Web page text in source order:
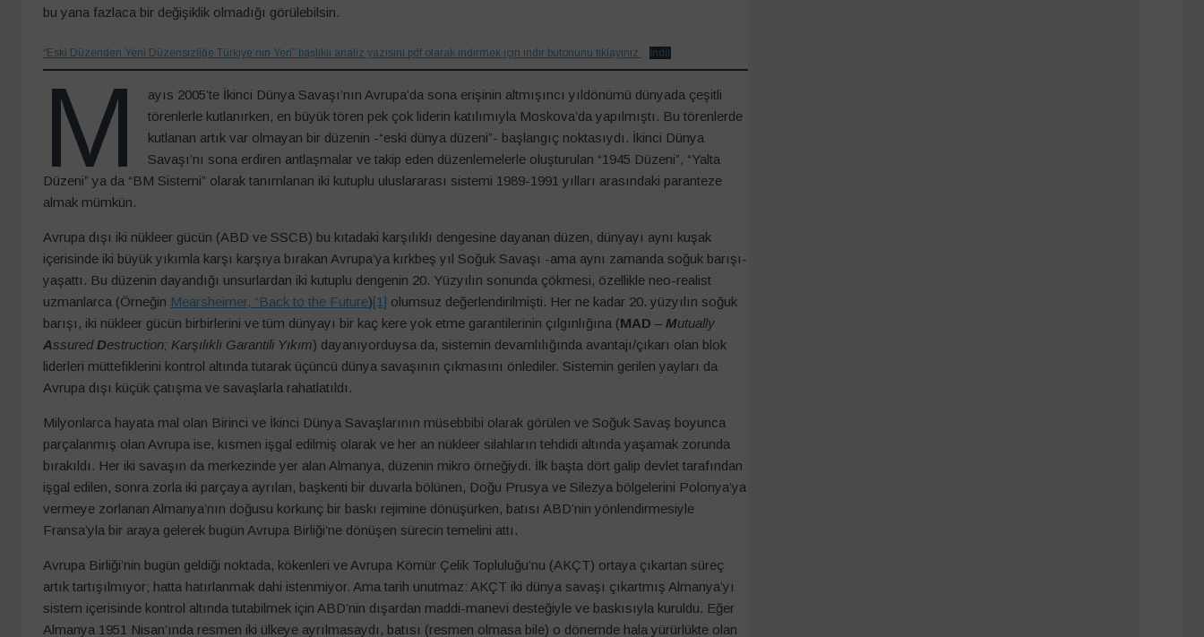
bu yana fazlaca bir değişiklik olmadığı görülebilsin.
“Eski Düzenden Yeni Düzensizliğe Türkiye’nin Yeri” başlıklı analiz yazısını pdf olarak indirmek için indir butonunu tıklayınız. İndir
M
ayıs 2005’te İkinci Dünya Savaşı’nın Avrupa’da sona erişinin altmışıncı yıldönümü dünyada çeşitli
törenlerle kutlanırken, en büyük tören pek çok liderin katılımıyla Moskova’da yapılmıştı. Bu törenlerde
kutlanan artık var olmayan bir düzenin -“eski dünya düzeni”- başlangıç noktasıydı. İkinci Dünya
Savaşı’nı sona erdiren antlaşmalar ve takip eden düzenlemelerle oluşturulan “1945 Düzeni”, “Yalta
Düzeni” ya da “BM Sistemi” olarak tanımlanan iki kutuplu uluslararası sistemi 1989-1991 yılları arasındaki paranteze
almak mümkün.
Avrupa dışı iki nükleer gücün (ABD ve SSCB) bu kıtadaki karşılıklı dengesine dayanan düzen, dünyayı aynı kuşak
içerisinde iki büyük yıkımla karşı karşıya bırakan Avrupa’ya kırkbeş yıl Soğuk Savaşı -ama aynı zamanda soğuk barışı-
yaşattı. Bu düzenin dayandığı unsurlardan iki kutuplu dengenin 20. Yüzyılın sonunda çökmesi, özellikle neo-realist
uzmanlarca (Örneğin Mearsheimer, “Back to the Future)[1] olumsuz değerlendirilmişti. Her ne kadar 20. yüzyılın soğuk
barışı, iki nükleer gücün birbirlerini ve tüm dünyayı bir kaç kere yok etme garantilerinin çılgınlığına (MAD – Mutually
AssuredDestruction; Karşılıklı Garantili Yıkım) dayanıyorduysa da, sistemin devamlılığında avantajı/çıkarı olan blok
liderleri müttefiklerini kontrol altında tutarak üçüncü dünya savaşının çıkmasını önlediler. Sistemin gerilen yayları da
Avrupa dışı küçük çatışma ve savaşlarla rahatlatıldı.
Milyonlarca hayata mal olan Birinci ve İkinci Dünya Savaşlarının müsebbibi olarak görülen ve Soğuk Savaş boyunca
parçalanmış olan Avrupa ise, kısmen işgal edilmiş olarak ve her an nükleer silahların tehdidi altında yaşamak zorunda
bırakıldı. Her iki savaşın da merkezinde yer alan Almanya, düzenin mikro örneğiydi. İlk başta dört galip devlet tarafından
işgal edilen, sonra zorla iki parçaya ayrılan, başkenti bir duvarla bölünen, Doğu Prusya ve Silezya bölgelerini Polonya’ya
vermeye zorlanan Almanya’nın doğusu korkunç bir baskı rejimine dönüşürken, batısı ABD’nin yönlendirmesiyle
Fransa’yla bir araya gelerek bugün Avrupa Birliği’ne dönüşen sürecin temelini attı.
Avrupa Birliği’nin bugün geldiği noktada, kökenleri ve Avrupa Kömür Çelik Topluluğu’nu (AKÇT) ortaya çıkartan süreç
artık tartışılmıyor; hatta hatırlanmak dahi istenmiyor. Ama tarih unutmaz: AKÇT iki dünya savaşı çıkartmış Almanya’yı
sistem içerisinde kontrol altında tutabilmek için ABD’nin dışardan maddi-manevi desteğiyle ve baskısıyla kuruldu. Eğer
Almanya 1951 Nisan’ında resmen iki ülkeye ayrılmasaydı, batısı (resmen olmasa bile) o dönemde hala yürürlükte olan